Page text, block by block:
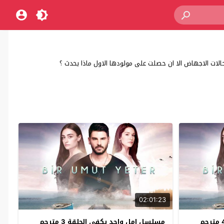
الاجهاض الا ان حصلت على مولودها الاول ماذا يحدث ؟
02:01:23